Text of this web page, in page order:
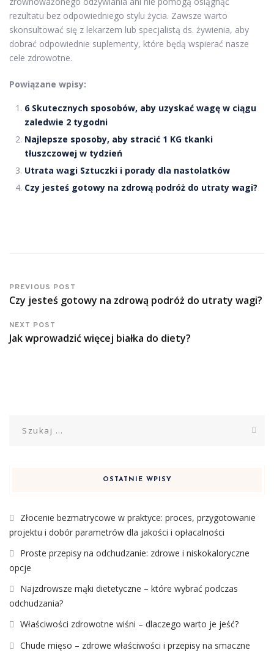
rezultatu bez odpowiedniego stylu życia. Zawsze warto
skonsultować się z lekarzem lub specjalistą ds. żywienia, aby
dobrać odpowiednie suplementy, które będą wspierać nasze
cele zdrowotne.
Powiązane wpisy:
6 Skutecznych sposobów, aby uzyskać wagę w ciągu
zaledwie 2 tygodni
Najlepsze sposoby, aby stracić 1 KG tkanki
tłuszczowej w tydzień
Utrata wagi Sztuczki i porady dla nastolatków
Czy jesteś gotowy na zdrową podróż do utraty wagi?
PREVIOUS POST
Czy jesteś gotowy na zdrową podróż do utraty wagi?
NEXT POST
Jak wprowadzić więcej białka do diety?
OSTATNIE WPISY
Złocenie bezmatrycowe w praktyce: proces, przygotowanie
projektu i dobór parametrów dla jakości i opłacalności
Proste przepisy na odchudzanie: zdrowe i niskokaloryczne
opcje
Najzdrowsze mąki dietetyczne – które wybrać podczas
odchudzania?
Właściwości zdrowotne wiśni – dlaczego warto je jeść?
Chude mięso – zdrowe właściwości i przepisy na smaczne